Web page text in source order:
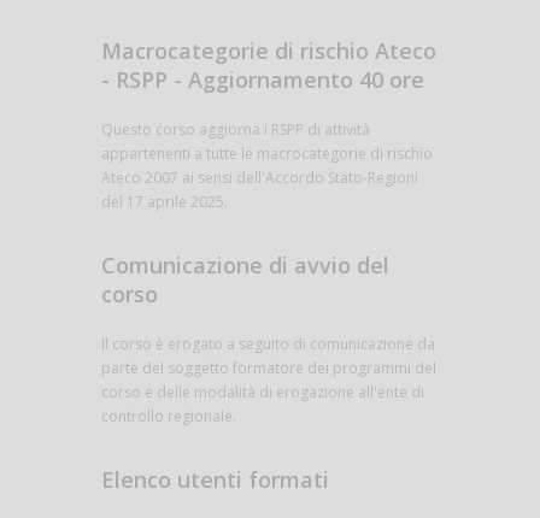
Macrocategorie di rischio Ateco
- RSPP - Aggiornamento 40 ore
Questo corso aggiorna i RSPP di attività
appartenenti a tutte le macrocategorie di rischio
Ateco 2007 ai sensi dell'Accordo Stato-Regioni
del 17 aprile 2025.
Comunicazione di avvio del
corso
Il corso è erogato a seguito di comunicazione da
parte del soggetto formatore dei programmi del
corso e delle modalità di erogazione all'ente di
controllo regionale.
Elenco utenti formati